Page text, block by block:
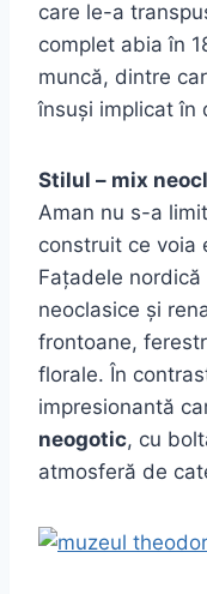
care le-a
complet abia în
muncă, dintre
însuși implicat în
Stilul – mix
Aman nu s-a
construit ce voia
Fațadele
neoclasice și
frontoane,
florale. În
impresionantă
neogotic, cu
atmosferă de